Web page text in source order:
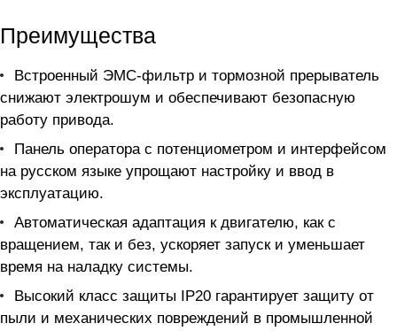
Преимущества
Встроенный ЭМС-фильтр и тормозной прерыватель
снижают электрошум и обеспечивают безопасную
работу привода.
Панель оператора с потенциометром и интерфейсом
на русском языке упрощают настройку и ввод в
эксплуатацию.
Автоматическая адаптация к двигателю, как с
вращением, так и без, ускоряет запуск и уменьшает
время на наладку системы.
Высокий класс защиты IP20 гарантирует защиту от
пыли и механических повреждений в промышленной